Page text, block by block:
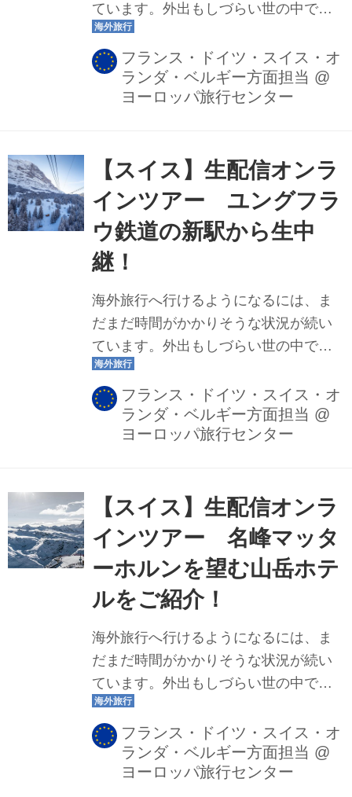
ています。外出もしづらい世の中です
が、そんな時はご自宅で海外旅行気分
を味わってみませんか？クラブツーリ
ズムでは、先日、スイスの人気のハイ
キングコースを紹介するオンラインツ
をご紹介します。
フランス・ドイツ・スイス・オ
ランダ・ベルギー方面担当 @
ヨーロッパ旅行センター
【スイス】生配信オンラ
インツアー ユングフラ
ウ鉄道の新駅から生中
継！
海外旅行へ行けるようになるには、ま
だまだ時間がかかりそうな状況が続い
ています。外出もしづらい世の中です
が、そんな時はご自宅で海外旅行気分
を味わってみませんか？クラブツーリ
ズムでは、先日、オンラインツアーに
てスイス・ユングフラウよりと中継で
しました！今回はクラブツーリズムな
らではのオンラインツアーの魅力をご
紹介します。
フランス・ドイツ・スイス・オ
ランダ・ベルギー方面担当 @
ヨーロッパ旅行センター
【スイス】生配信オンラ
インツアー 名峰マッタ
ーホルンを望む山岳ホテ
ルをご紹介！
海外旅行へ行けるようになるには、ま
だまだ時間がかかりそうな状況が続い
ています。外出もしづらい世の中です
が、そんな時はご自宅で海外旅行気分
を味わってみませんか？クラブツーリ
ズムでは、先日、オンラインツアーに
てスイスの名峰と山岳ホテルをご案
フランス・ドイツ・スイス・オ
ランダ・ベルギー方面担当 @
ヨーロッパ旅行センター